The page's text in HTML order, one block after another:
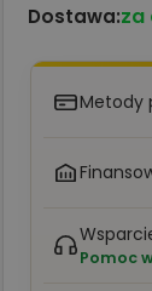
Dostawa:za
Metody
Pomoc